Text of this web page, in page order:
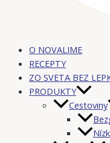
O NOVALIME
RECEPTY
ZO SVETA BEZ
PRODUKTY
Cestoviny